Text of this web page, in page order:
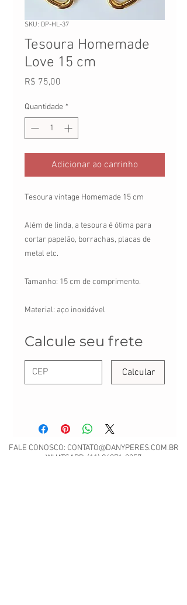
SKU: DP-HL-37
Tesoura Homemade
Love 15 cm
R$ 75,00
Quantidade *
Adicionar ao carrinho
Tesoura vintage Homemade 15 cm
Além de linda, a tesoura é ótima para
cortar papelão, borrachas, placas de
metal etc.
Tamanho: 15 cm de comprimento.
Material: aço inoxidável
Calcule seu frete
Calcular
FALE CONOSCO: CONTATO@DANYPERES.COM.BR
WHATSAPP: (11) 94071-8257